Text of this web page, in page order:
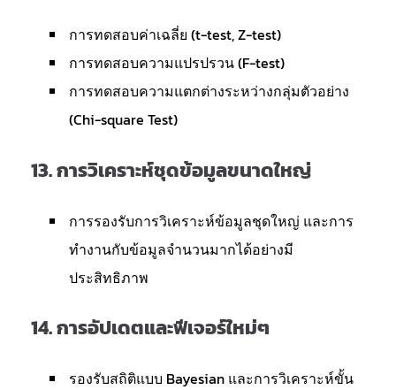
การทดสอบค่าเฉลี่ย (t-test, Z-test)
การทดสอบความแปรปรวน (F-test)
การทดสอบความแตกต่างระหว่างกลุ่มตัวอย่าง
(Chi-square Test)
13.การวิเคราะห์ชุดข้อมูลขนาดใหญ่
การรองรับการวิเคราะห์ข้อมูลชุดใหญ่ และการ
ทำงานกับข้อมูลจำนวนมากได้อย่างมี
ประสิทธิภาพ
14.การอัปเดตและฟีเจอร์ใหม่ๆ
รองรับสถิติแบบ Bayesian และการวิเคราะห์ขั้น